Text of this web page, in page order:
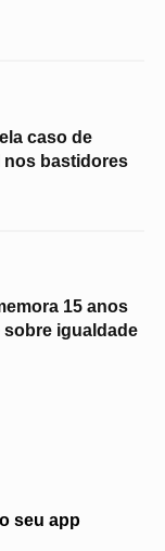
caso de
nos bastidores
15 anos
sobre igualdade
seu app